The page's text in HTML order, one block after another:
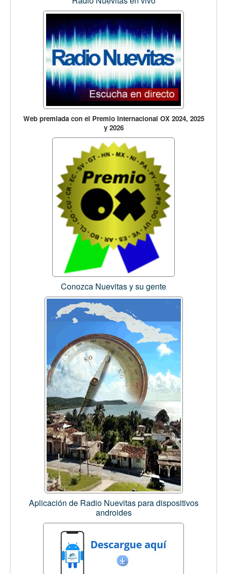
Web premiada con el Premio Internacional OX 2024, 2025
y 2026
Conozca Nuevitas y su gente
Aplicación de Radio Nuevitas para dispositivos
androides